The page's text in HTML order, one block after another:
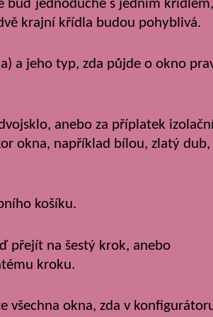
buď jednoduché s jedním křídlem,
krajní křídla budou pohyblivá.
a jeho typ, zda půjde o okno
anebo za příplatek
okna, například bílou, zlatý dub,
košíku.
přejít na šestý krok, anebo
kroku.
všechna okna, zda v